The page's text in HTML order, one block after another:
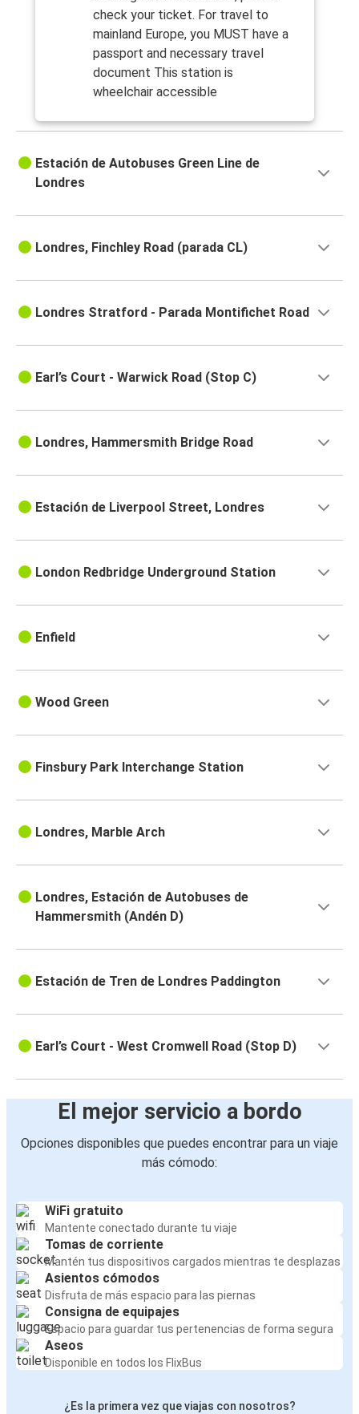
check your ticket. For travel to
mainland Europe, you MUST have a
passport and necessary travel
document This station is
wheelchair accessible
Estación de Autobuses Green Line de
Londres
Londres, Finchley Road (parada CL)
Londres Stratford - Parada Montifichet Road
Earl’s Court - Warwick Road (Stop C)
Londres, Hammersmith Bridge Road
Estación de Liverpool Street, Londres
London Redbridge Underground Station
Enfield
Wood Green
Finsbury Park Interchange Station
Londres, Marble Arch
Londres, Estación de Autobuses de
Hammersmith (Andén D)
Estación de Tren de Londres Paddington
Earl’s Court - West Cromwell Road (Stop D)
El mejor servicio a bordo
Opciones disponibles que puedes encontrar para un viaje
más cómodo:
WiFi gratuito
Mantente conectado durante tu viaje
Tomas de corriente
Mantén tus dispositivos cargados mientras te desplazas
Asientos cómodos
Disfruta de más espacio para las piernas
Consigna de equipajes
Espacio para guardar tus pertenencias de forma segura
Aseos
Disponible en todos los FlixBus
¿Es la primera vez que viajas con nosotros?